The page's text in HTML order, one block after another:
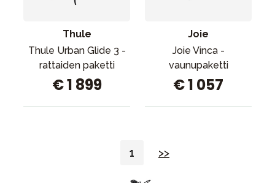
Thule
Thule Urban Glide 3 -
rattaiden paketti
€ 1 899
Joie
Joie Vinca -
vaunupaketti
€ 1 057
1 >>